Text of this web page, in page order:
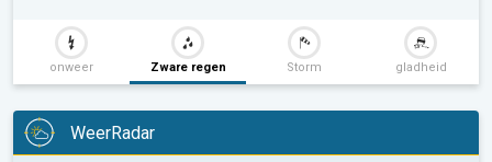
onweer Zware regen Storm gladheid
WeerRadar